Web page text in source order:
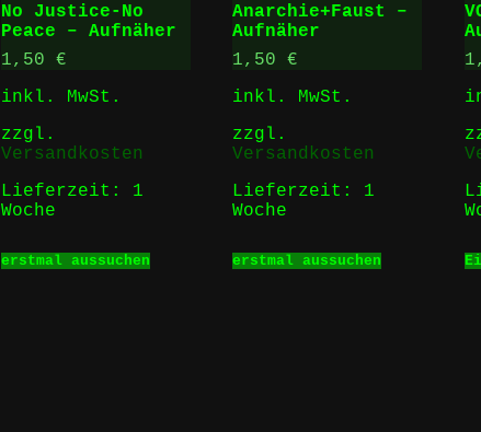
auf
Produktseite
No Justice-No
Peace – Aufnäher
1,50 €
inkl. MwSt.
zzgl.
Versandkosten
Lieferzeit: 1
Woche
erstmal aussuchenProdukt
Anarchie+Faust –
Aufnäher
1,50€
inkl. MwSt.
zzgl.
Versandkosten
Lieferzeit: 1
Woche
erstmal aussuchenProdukt